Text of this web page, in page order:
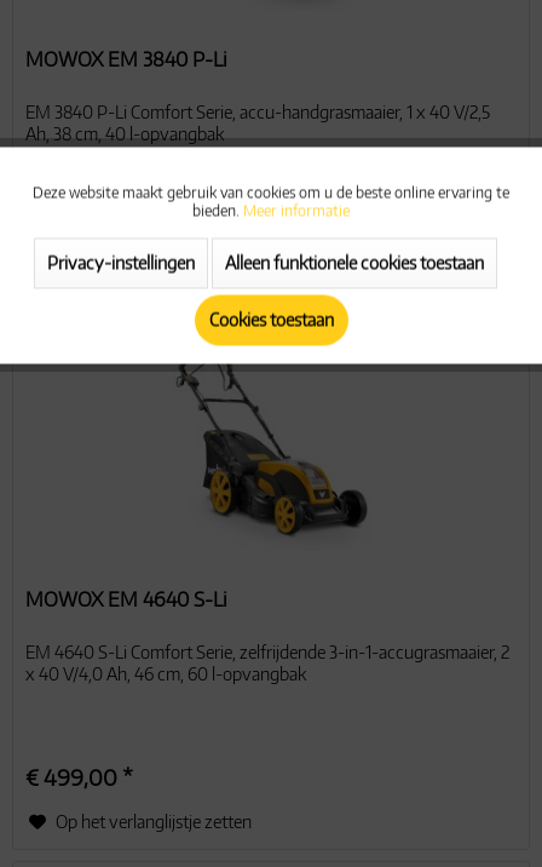
MOWOX EM 3840 P-Li
EM 3840 P-Li Comfort Serie, accu-handgrasmaaier, 1 x 40 V/2,5
Ah, 38 cm, 40 l-opvangbak
€ 259,00 *
MOWOX EM 4640 S-Li
EM 4640 S-Li Comfort Serie, zelfrijdende 3-in-1-accugrasmaaier, 2
x 40 V/4,0 Ah, 46 cm, 60 l-opvangbak
€ 499,00 *
Op het verlanglijstje zetten
Functionele Actieve
Marketing Actieve
Deze website maakt gebruik van cookies om u de beste online ervaring te
bieden. Meer informatie
Privacy-instellingen Alleen funktionele cookies toestaan
Cookies toestaan